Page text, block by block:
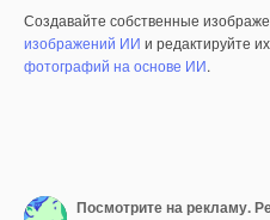
Создавайте собственные
изображений ИИ и редактируйте
фотографий на основе ИИ.